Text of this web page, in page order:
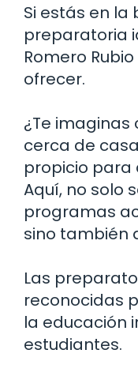
Si estás en la
preparatoria
Romero
ofrecer.
¿Te
cerca de
propicio para
Aquí, no solo
programas
sino también
Las
reconocidas
la educación
estudiantes.